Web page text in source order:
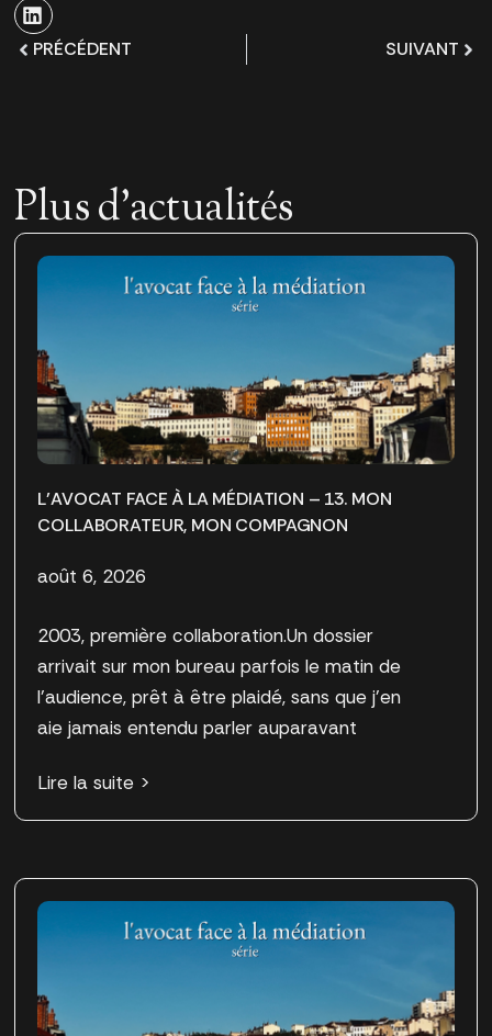
PRÉCÉDENT SUIVANT
Plus d'actualités
L’AVOCAT FACE À LA MÉDIATION – 13. MON
COLLABORATEUR, MON COMPAGNON
août 6, 2026
2003, première collaboration.Un dossier
arrivait sur mon bureau parfois le matin de
l’audience, prêt à être plaidé, sans que j’en
aie jamais entendu parler auparavant
Lire la suite >